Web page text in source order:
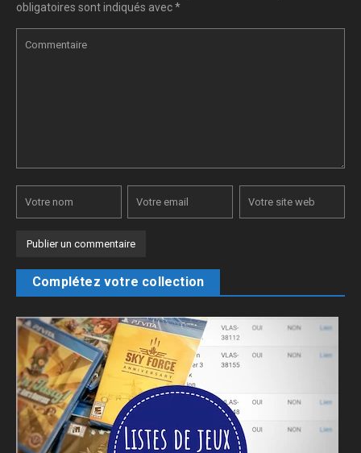
obligatoires sont indiqués avec*
Complétez votre collection